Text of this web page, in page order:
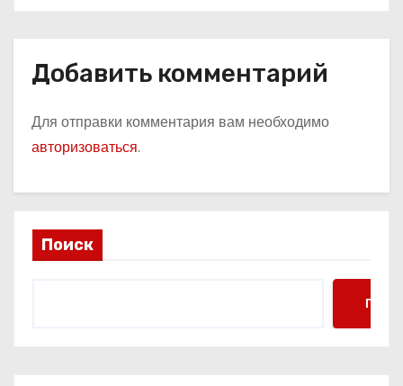
Добавить комментарий
Для отправки комментария вам необходимо
авторизоваться.
Поиск
Поиск